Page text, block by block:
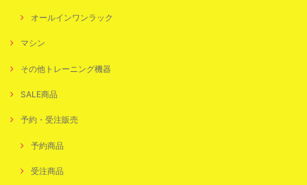
オールインワンラック
マシン
その他トレーニング機器
SALE商品
予約・受注販売
予約商品
受注商品